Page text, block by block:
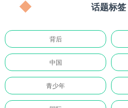
话题标签
背后
中国
青少年